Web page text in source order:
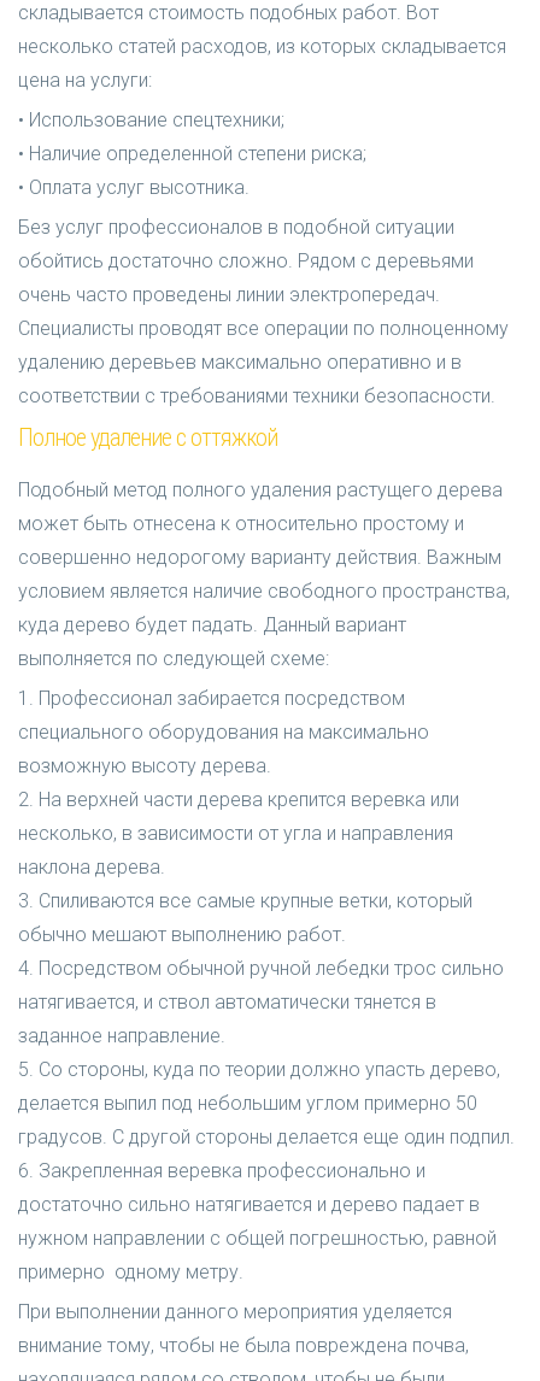
складывается стоимость подобных работ. Вот
несколько статей расходов, из которых складывается
цена на услуги:
• Использование спецтехники;
• Наличие определенной степени риска;
• Оплата услуг высотника.
Без услуг профессионалов в подобной ситуации
обойтись достаточно сложно. Рядом с деревьями
очень часто проведены линии электропередач.
Специалисты проводят все операции по полноценному
удалению деревьев максимально оперативно и в
соответствии с требованиями техники безопасности.
Полное удаление с оттяжкой
Подобный метод полного удаления растущего дерева
может быть отнесена к относительно простому и
совершенно недорогому варианту действия. Важным
условием является наличие свободного пространства,
куда дерево будет падать. Данный вариант
выполняется по следующей схеме:
1. Профессионал забирается посредством
специального оборудования на максимально
возможную высоту дерева.
2. На верхней части дерева крепится веревка или
несколько, в зависимости от угла и направления
наклона дерева.
3. Спиливаются все самые крупные ветки, который
обычно мешают выполнению работ.
4. Посредством обычной ручной лебедки трос сильно
натягивается, и ствол автоматически тянется в
заданное направление.
5. Со стороны, куда по теории должно упасть дерево,
делается выпил под небольшим углом примерно 50
градусов. С другой стороны делается еще один подпил.
6. Закрепленная веревка профессионально и
достаточно сильно натягивается и дерево падает в
нужном направлении с общей погрешностью, равной
примерно одному метру.
При выполнении данного мероприятия уделяется
внимание тому, чтобы не была повреждена почва,